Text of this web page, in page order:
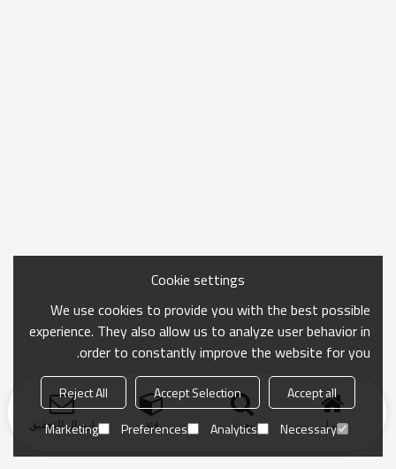
منزل بحث فئة ارسال التحقيق
Cookie settings
We use cookies to provide you with the best possible
experience. They also allow us to analyze user behavior in
order to constantly improve the website for you.
Accept all
Accept Selection
Reject All
Necessary
Analytics
Preferences
Marketing